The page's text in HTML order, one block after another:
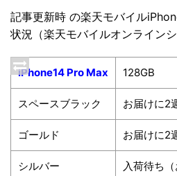
記事更新時 の楽天モバイル
状況（楽天モバイルオンライン
iPhone14 Pro Max 128GB
スペースブラック お届けに2
ゴールド お届けに2
シルバー 入荷待ち（